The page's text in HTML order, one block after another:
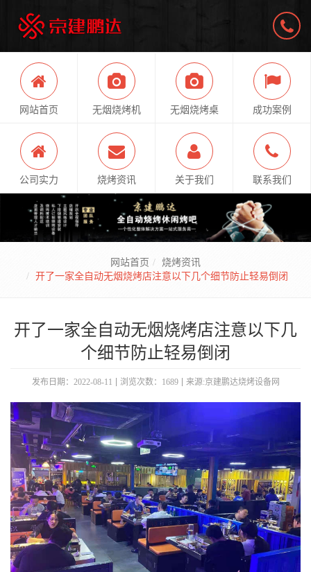
网站首页 无烟烧烤机 无烟烧烤桌 成功案例
公司实力 烧烤资讯 关于我们 联系我们
网站首页
烧烤资讯
开了一家全自动无烟烧烤店注意以下几个细节防止轻易倒闭
开了一家全自动无烟烧烤店注意以下几
个细节防止轻易倒闭
发布日期：2022-08-11 浏览次数：1689 来源:京建鹏达烧烤设备网